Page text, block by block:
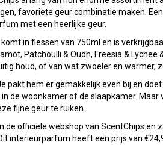
favoriete geur combinatie maken.
met een heerlijke geur.
in flessen van 750ml en is
Patchoulli & Oudh, Freesia &
houd, of van wat zwoeler en warmer,
pakt hem er gemakkelijk even bij en
de woonkamer of de slaapkamer.
fijne geur te ruiken.
de officiele webshop van ScentChips
interieurparfum heeft een prijs van